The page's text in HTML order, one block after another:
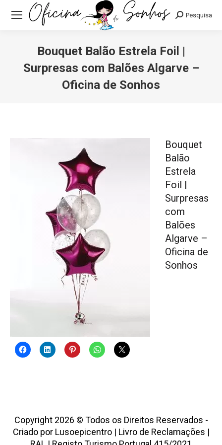
Pesquisa:
Pesquisa
Bouquet Balão Estrela Foil |
Surpresas com Balões Algarve –
Oficina de Sonhos
Bouquet
Balão
Estrela
Foil |
Surpresas
com
Balões
Algarve –
Oficina de
Sonhos
Copyright 2026 © Todos os Direitos Reservados -
Criado por Lusoepicentro| Livro de Reclamações |